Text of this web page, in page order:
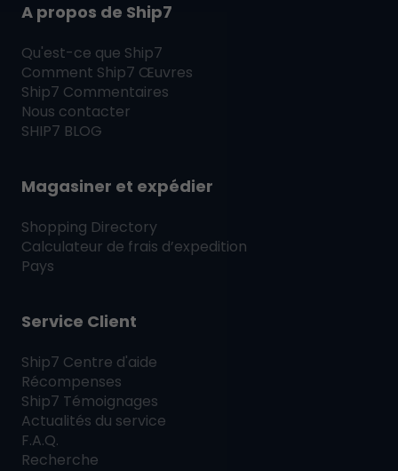
A propos de Ship7
Qu'est-ce que Ship7
Comment Ship7 Œuvres
Ship7 Commentaires
Nous contacter
SHIP7 BLOG
Magasiner et expédier
Shopping Directory
Calculateur de frais d’expedition
Pays
Service Client
Ship7 Centre d'aide
Récompenses
Ship7 Témoignages
Actualités du service
F.A.Q.
Recherche